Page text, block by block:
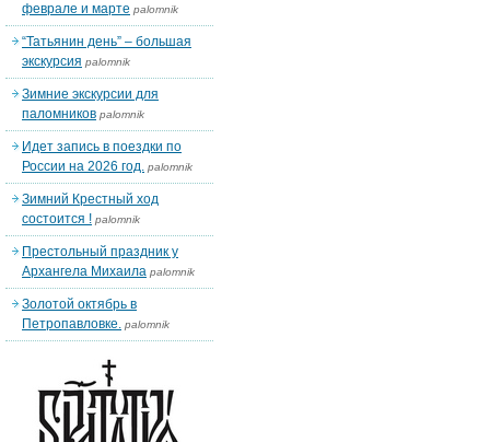
феврале и марте palomnik
“Татьянин день” – большая
экскурсия palomnik
Зимние экскурсии для
паломников palomnik
Идет запись в поездки по
России на 2026 год. palomnik
Зимний Крестный ход
состоится ! palomnik
Престольный праздник у
Архангела Михаила palomnik
Золотой октябрь в
Петропавловке. palomnik